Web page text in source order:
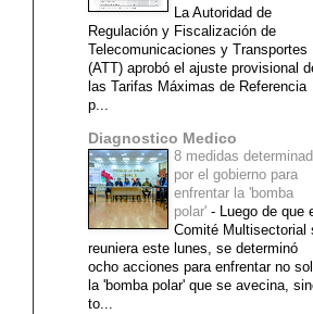
La Autoridad de
Regulación y Fiscalización de
Telecomunicaciones y Transportes
(ATT) aprobó el ajuste provisional
las Tarifas Máximas de Referencia
p...
Diagnostico Medico
8 medidas
por el gobierno para
enfrentar la 'bomba
polar' - Luego de que
Comité Multisectorial
reuniera este lunes, se determinó
ocho acciones para enfrentar no
la 'bomba polar' que se avecina,
to...